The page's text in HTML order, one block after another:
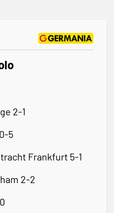
2-1
5
Frankfurt 5-1
2-2